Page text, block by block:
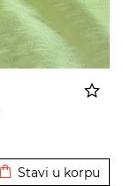
Stavi u korpu